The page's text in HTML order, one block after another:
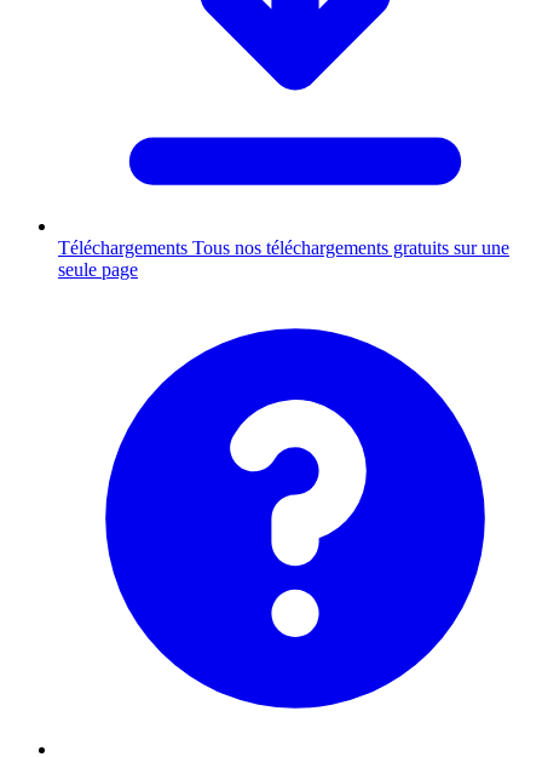
Téléchargements Tous nos téléchargements gratuits sur une
seule page